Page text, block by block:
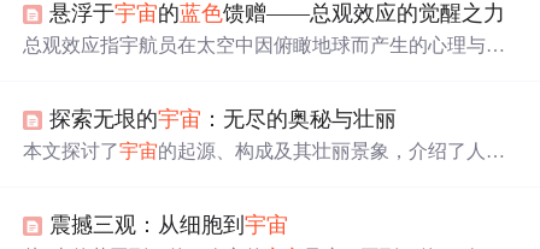
键人物的命运转折与银河系的兴衰历程。
悬浮于宇宙的蓝色馈赠——总观效应的觉醒之力
总观效应指宇航员在太空中因俯瞰地球而产生的心理与认
境保护意识与全球协作精神，推动人类以更包容、长远的
眼光应对共同挑战。
探索无垠的宇宙 ：无尽的奥秘与壮丽
本文探讨了宇宙的起源、构成及其壮丽景象，介绍了人类
震撼三观：从细胞到宇宙